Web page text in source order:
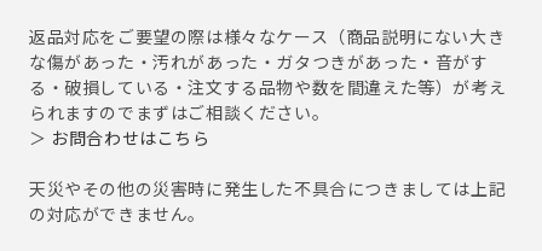
返品対応をご要望の際は様々なケース（商品説明にない大き
な傷があった・汚れがあった・ガタつきがあった・音がす
る・破損している・注文する品物や数を間違えた等）が考え
られますのでまずはご相談ください。
＞ お問合わせはこちら
天災やその他の災害時に発生した不具合につきましては上記
の対応ができません。